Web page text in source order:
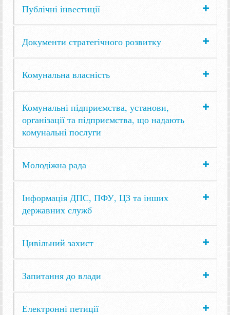
Публічні інвестиції
Документи стратегічного розвитку
Комунальна власність
Комунальні підприємства, установи,
організації та підприємства, що надають
комунальні послуги
Молодіжна рада
Інформація ДПС, ПФУ, ЦЗ та інших
державних служб
Цивільний захист
Запитання до влади
Електронні петиції